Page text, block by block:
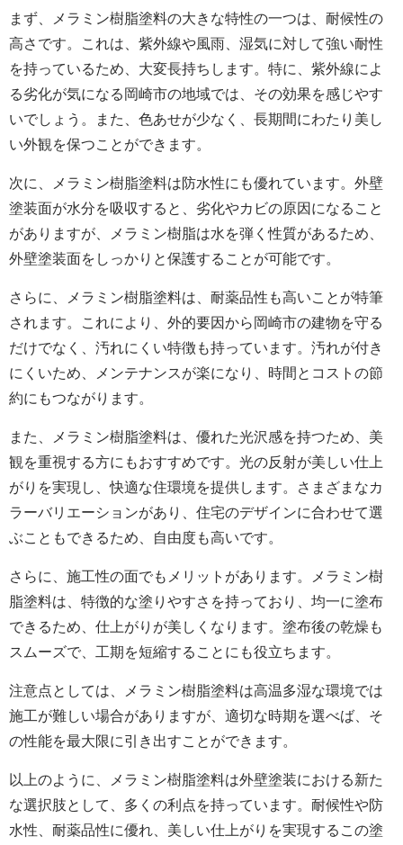
まず、メラミン樹脂塗料の大きな特性の一つは、耐候性の
高さです。これは、紫外線や風雨、湿気に対して強い耐性
を持っているため、大変長持ちします。特に、紫外線によ
る劣化が気になる岡崎市の地域では、その効果を感じやす
いでしょう。また、色あせが少なく、長期間にわたり美し
い外観を保つことができます。
次に、メラミン樹脂塗料は防水性にも優れています。外壁
塗装面が水分を吸収すると、劣化やカビの原因になること
がありますが、メラミン樹脂は水を弾く性質があるため、
外壁塗装面をしっかりと保護することが可能です。
さらに、メラミン樹脂塗料は、耐薬品性も高いことが特筆
されます。これにより、外的要因から岡崎市の建物を守る
だけでなく、汚れにくい特徴も持っています。汚れが付き
にくいため、メンテナンスが楽になり、時間とコストの節
約にもつながります。
また、メラミン樹脂塗料は、優れた光沢感を持つため、美
観を重視する方にもおすすめです。光の反射が美しい仕上
がりを実現し、快適な住環境を提供します。さまざまなカ
ラーバリエーションがあり、住宅のデザインに合わせて選
ぶこともできるため、自由度も高いです。
さらに、施工性の面でもメリットがあります。メラミン樹
脂塗料は、特徴的な塗りやすさを持っており、均一に塗布
できるため、仕上がりが美しくなります。塗布後の乾燥も
スムーズで、工期を短縮することにも役立ちます。
注意点としては、メラミン樹脂塗料は高温多湿な環境では
施工が難しい場合がありますが、適切な時期を選べば、そ
の性能を最大限に引き出すことができます。
以上のように、メラミン樹脂塗料は外壁塗装における新た
な選択肢として、多くの利点を持っています。耐候性や防
水性、耐薬品性に優れ、美しい仕上がりを実現するこの塗